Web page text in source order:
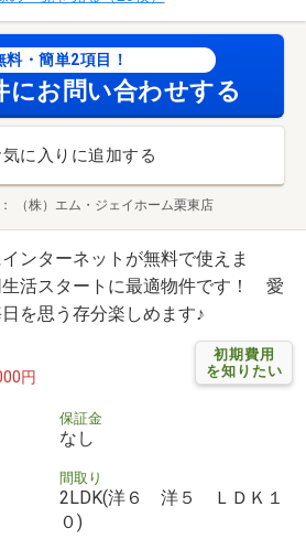
料・簡単2項目！
にお問い合わせする
気に入りに追加する
（株）エム・ジェイホーム栗東店
ンターネットが無料で使えま
活スタートに最適物件です！ 愛
を思う存分楽しめます♪
初期費用
を知りたい
円
保証金
なし
間取り
2LDK(洋６ 洋５ ＬＤＫ１
０)